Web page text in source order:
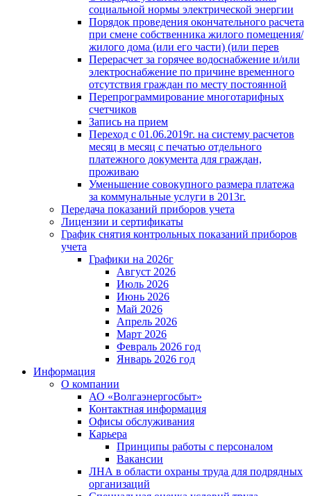
социальной нормы электрической энергии
Порядок проведения окончательного расчета
при смене собственника жилого помещения/
жилого дома (или его части) (или перев
Перерасчет за горячее водоснабжение и/или
электроснабжение по причине временного
отсутствия граждан по месту постоянной
Перепрограммирование многотарифных
счетчиков
Запись на прием
Переход с 01.06.2019г. на систему расчетов
месяц в месяц с печатью отдельного
платежного документа для граждан,
проживаю
Уменьшение совокупного размера платежа
за коммунальные услуги в 2013г.
Передача показаний приборов учета
Лицензии и сертификаты
График снятия контрольных показаний приборов
учета
Графики на 2026г
Август 2026
Июль 2026
Июнь 2026
Май 2026
Апрель 2026
Март 2026
Февраль 2026 год
Январь 2026 год
Информация
О компании
АО «Волгаэнергосбыт»
Контактная информация
Офисы обслуживания
Карьера
Принципы работы с персоналом
Вакансии
ЛНА в области охраны труда для подрядных
организаций